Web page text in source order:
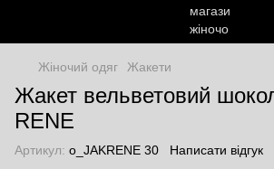
Жіночий одяг Жакети
Жакет вельветовий
RENE
Артикул: o_JAKRENE 30 Написати відгук